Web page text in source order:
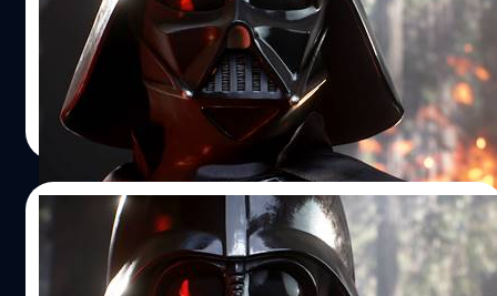
ยังได้รับบทเป็นเจได Luke Skywalker สู้กับ Darth…
เครื่อง PS4 ร้อนแน่นอน
วงศกร ปฐมชัยวัฒน์| 4114 days ago
Read More
18/04/2015
ตัวอย่างแรก เกม Star Wars Battlefront
ภาคใหม่บน PS4 XboxOne